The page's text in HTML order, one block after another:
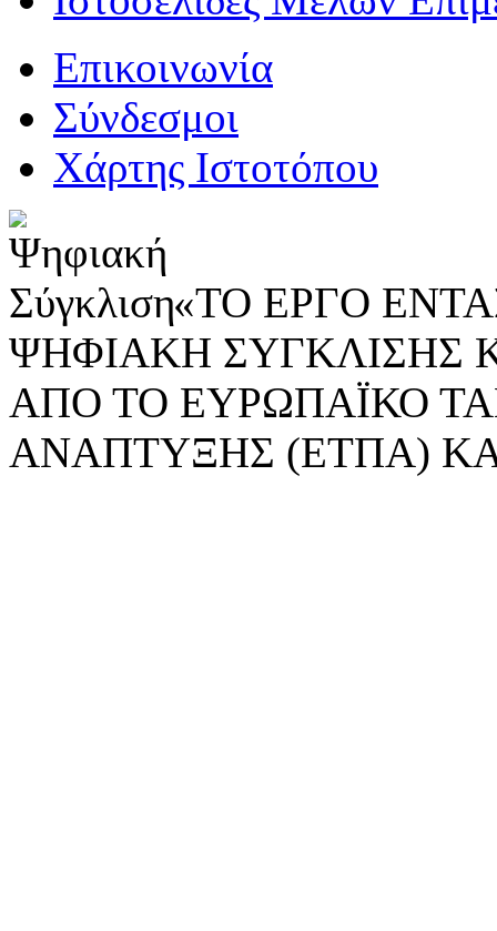
Επικοινωνία
Σύνδεσμοι
Χάρτης Ιστοτόπου
«ΤΟ ΕΡΓΟ
ΨΗΦΙΑΚΗ ΣΥΓΚΛΙΣΗΣ
ΑΠΟ ΤΟ ΕΥΡΩΠΑΪΚΟ
ΑΝΑΠΤΥΞΗΣ (ΕΤΠΑ)